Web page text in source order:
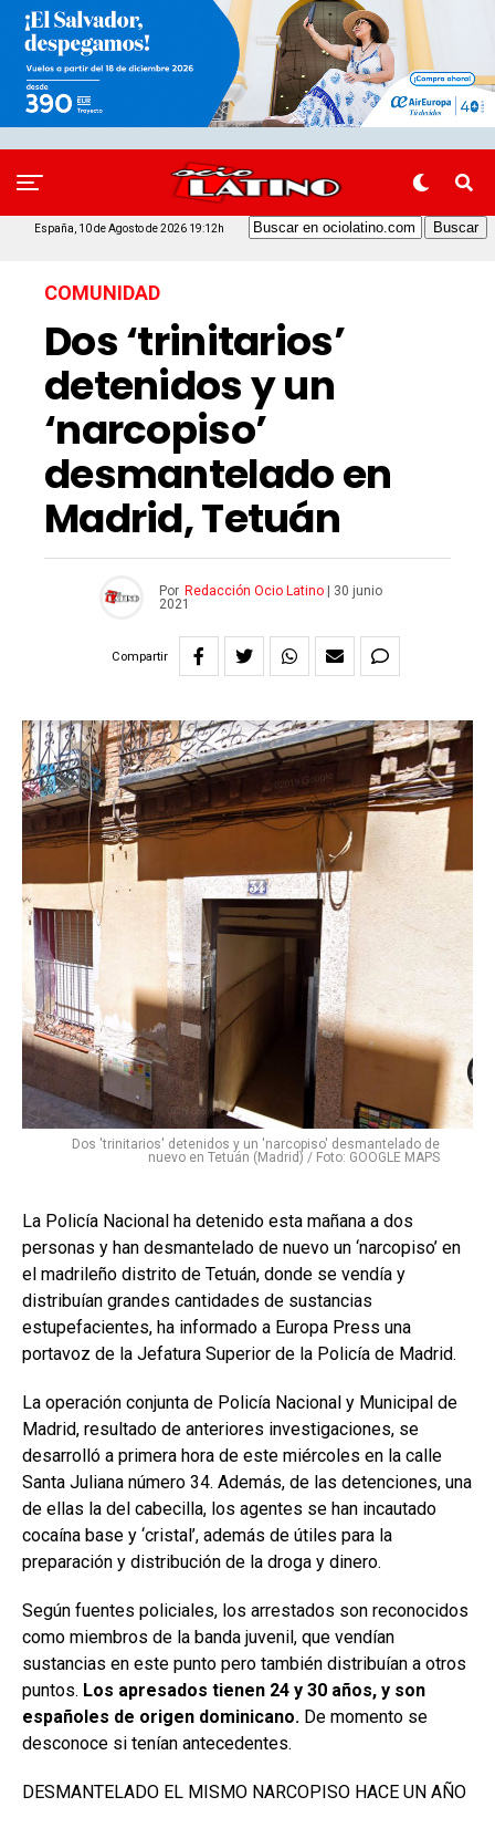
España, 10 de Agosto de 2026 19:12h
COMUNIDAD
Dos ‘trinitarios’
detenidos y un
‘narcopiso’
desmantelado en
Madrid, Tetuán
Por Redacción Ocio Latino|
30 junio
2021
Compartir
Dos 'trinitarios' detenidos y un 'narcopiso' desmantelado de
nuevo en Tetuán (Madrid) / Foto: GOOGLE MAPS
La Policía Nacional ha detenido esta mañana a dos
personas y han desmantelado de nuevo un ‘narcopiso’ en
el madrileño distrito de Tetuán, donde se vendía y
distribuían grandes cantidades de sustancias
estupefacientes, ha informado a Europa Press una
portavoz de la Jefatura Superior de la Policía de Madrid.
La operación conjunta de Policía Nacional y Municipal de
Madrid, resultado de anteriores investigaciones, se
desarrolló a primera hora de este miércoles en la calle
Santa Juliana número 34. Además, de las detenciones, una
de ellas la del cabecilla, los agentes se han incautado
cocaína base y ‘cristal’, además de útiles para la
preparación y distribución de la droga y dinero.
Según fuentes policiales, los arrestados son reconocidos
como miembros de la banda juvenil, que vendían
sustancias en este punto pero también distribuían a otros
puntos. Los apresados tienen 24 y 30 años, y son
españoles de origen dominicano. De momento se
desconoce si tenían antecedentes.
DESMANTELADO EL MISMO NARCOPISO HACE UN AÑO